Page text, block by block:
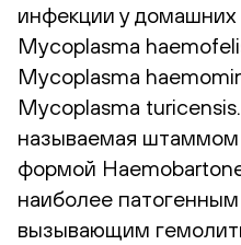
инфекции у домашних
Mycoplasma
Mycoplasma
Mycoplasma
называемая штаммом
формой
наиболее
вызывающим